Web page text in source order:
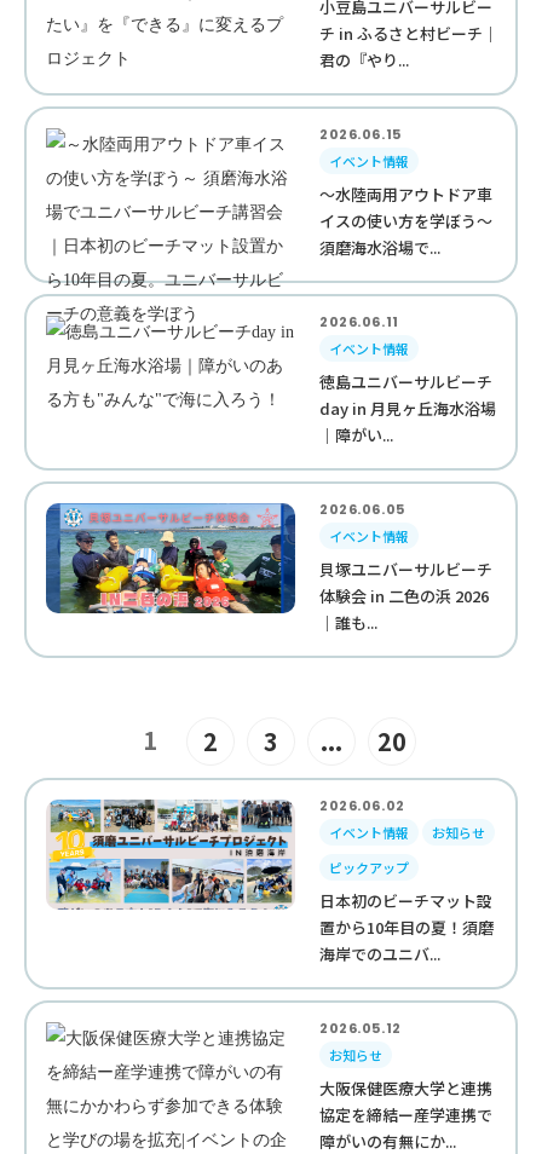
小豆島ユニバーサルビー
チ in ふるさと村ビーチ｜
君の『やり...
2026.06.15
イベント情報
～水陸両用アウトドア車
イスの使い方を学ぼう～
須磨海水浴場で...
2026.06.11
イベント情報
徳島ユニバーサルビーチ
day in 月見ヶ丘海水浴場
｜障がい...
2026.06.05
イベント情報
貝塚ユニバーサルビーチ
体験会 in 二色の浜 2026
｜誰も...
1 2 3 ... 20
2026.06.02
イベント情報
お知らせ
ピックアップ
日本初のビーチマット設
置から10年目の夏！須磨
海岸でのユニバ...
2026.05.12
お知らせ
大阪保健医療大学と連携
協定を締結ー産学連携で
障がいの有無にか...